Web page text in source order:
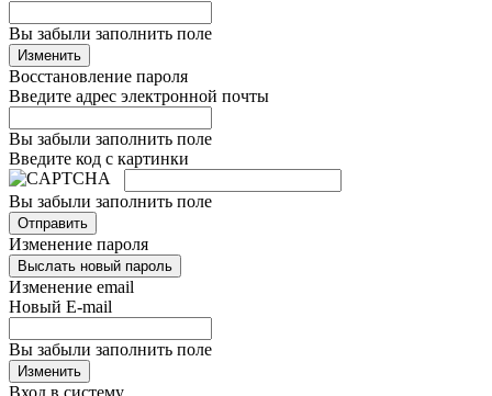
Вы забыли заполнить поле
Изменить
Восстановление пароля
Введите адрес электронной почты
Вы забыли заполнить поле
Введите код с картинки
Вы забыли заполнить поле
Отправить
Изменение пароля
Выслать новый пароль
Изменение email
Новый E-mail
Вы забыли заполнить поле
Изменить